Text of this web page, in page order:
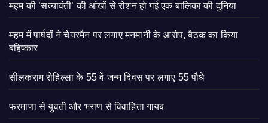
महम की ’सत्यावंती’ की आंखों से रोशन हो गई एक बालिका की दुनिया
महम में पार्षदों ने चेयरमैन पर लगाए मनमानी के आरोप, बैठक का किया
बहिष्कार
सीलकराम रोहिल्ला के 55 वें जन्म दिवस पर लगाए 55 पौधे
फरमाणा से युवती और भराण से विवाहिता गायब